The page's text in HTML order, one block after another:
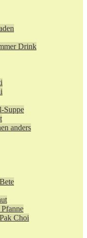
Drink
Suppe
anders
Choi